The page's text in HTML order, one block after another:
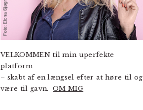
VELKOMMEN til min uperfekte
platform
– skabt af en længsel efter at høre til og
være til gavn.OM MIG